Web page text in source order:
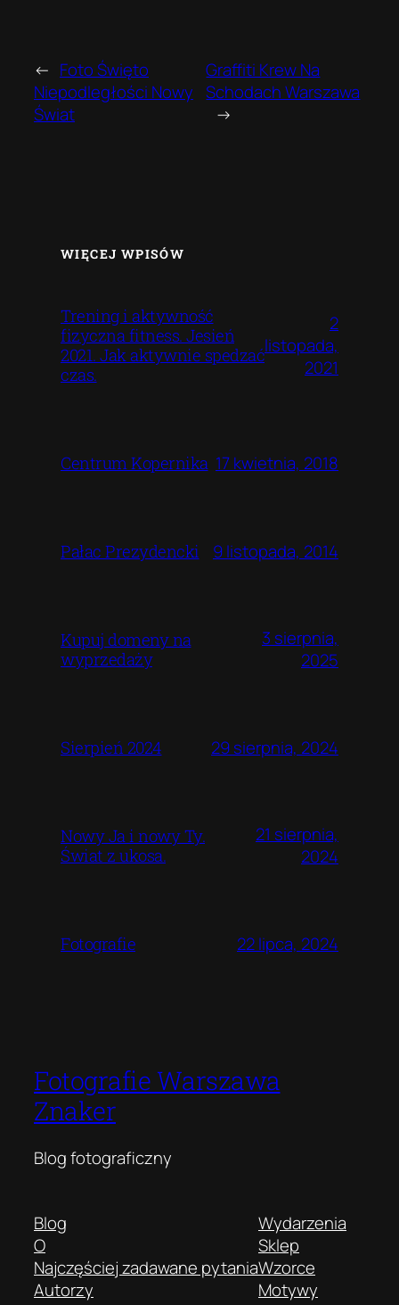
← Foto Święto
Niepodległości Nowy
Świat
Graffiti Krew Na
Schodach Warszawa
→
WIĘCEJ WPISÓW
Trening i aktywność
fizyczna fitness. Jesień
2021. Jak aktywnie spedzać
czas.
2
listopada,
2021
Centrum Kopernika 17 kwietnia, 2018
Pałac Prezydencki 9 listopada, 2014
Kupuj domeny na
wyprzedaży
3 sierpnia,
2025
Sierpień 2024 29 sierpnia, 2024
Nowy Ja i nowy Ty.
Świat z ukosa.
21 sierpnia,
2024
Fotografie 22 lipca, 2024
Fotografie Warszawa
Znaker
Blog fotograficzny
Blog
O
Najczęściej zadawane pytania
Autorzy
Wydarzenia
Sklep
Wzorce
Motywy